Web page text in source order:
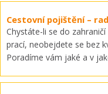
Cestovní pojištění –
Chystáte-li se do
prací, neobejdete se bez
Poradíme vám jaké a v